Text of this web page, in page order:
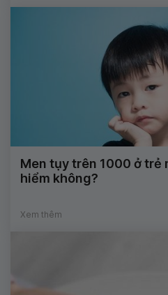
Men tụy trên 1000 ở trẻ
hiểm không?
Xem thêm